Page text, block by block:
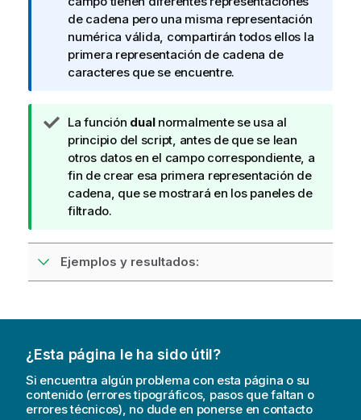
t
a
i
n
r
m
a
t
i
v
de cadena pero una misma representación
numérica válida, compartirán todos ellos la
primera representación de cadena de
caracteres que se encuentre.
N
o
t
a
d
e
u
g
e
e
c
a
La función dualnormalmente se usa al
principio del script, antes de que se lean
otros datos en el campo correspondiente, a
fin de crear esa primera representación de
cadena, que se mostrará en los paneles de
filtrado.
Ejemplos y resultados:
¿Esta página le ha sido útil?
Si encuentra algún problema con esta página o su
contenido (errores tipográficos, pasos que faltan o
errores técnicos), no dude en ponerse en contacto